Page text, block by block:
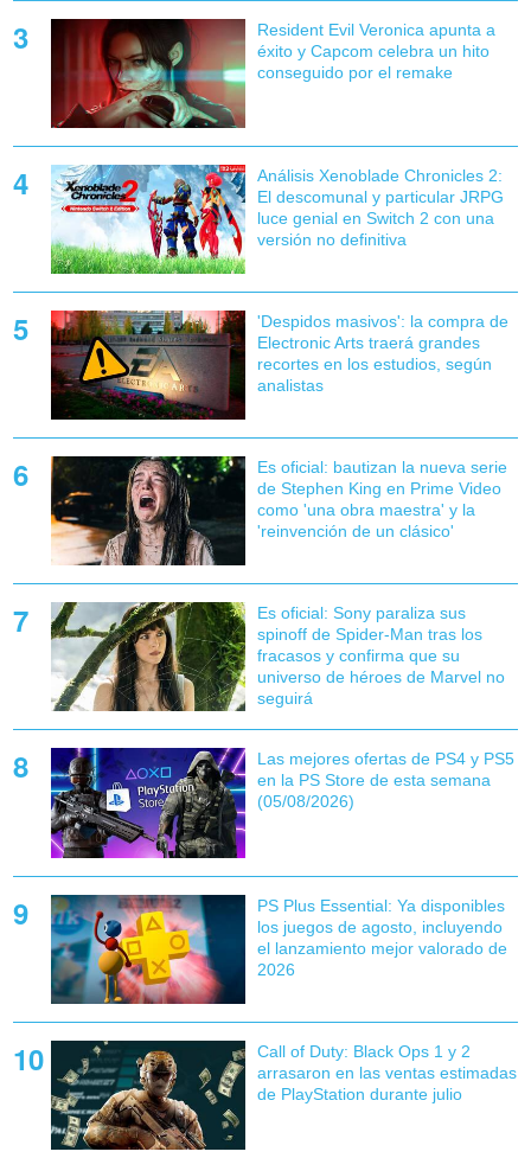
Resident Evil Veronica apunta a
éxito y Capcom celebra un hito
conseguido por el remake
Análisis Xenoblade Chronicles 2:
El descomunal y particular JRPG
luce genial en Switch 2 con una
versión no definitiva
'Despidos masivos': la compra de
Electronic Arts traerá grandes
recortes en los estudios, según
analistas
Es oficial: bautizan la nueva serie
de Stephen King en Prime Video
como 'una obra maestra' y la
'reinvención de un clásico'
Es oficial: Sony paraliza sus
spinoff de Spider-Man tras los
fracasos y confirma que su
universo de héroes de Marvel no
seguirá
Las mejores ofertas de PS4 y PS5
en la PS Store de esta semana
(05/08/2026)
PS Plus Essential: Ya disponibles
los juegos de agosto, incluyendo
el lanzamiento mejor valorado de
2026
Call of Duty: Black Ops 1 y 2
arrasaron en las ventas estimadas
de PlayStation durante julio